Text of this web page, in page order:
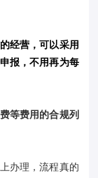
经营，可以采用
报，不用再为每
等费用的合规列
办理，流程真的